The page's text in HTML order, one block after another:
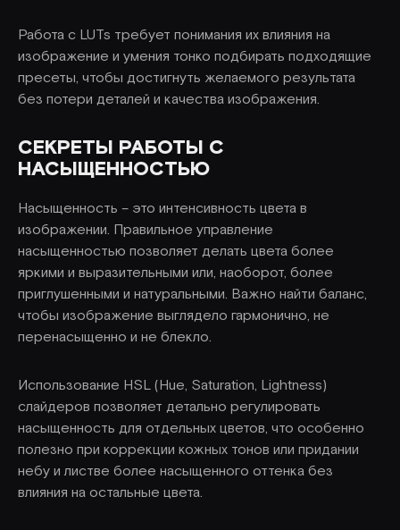
Работа с LUTs требует понимания их влияния на
изображение и умения тонко подбирать подходящие
пресеты, чтобы достигнуть желаемого результата
без потери деталей и качества изображения.
СЕКРЕТЫ РАБОТЫ С
НАСЫЩЕННОСТЬЮ
Насыщенность – это интенсивность цвета в
изображении. Правильное управление
насыщенностью позволяет делать цвета более
яркими и выразительными или, наоборот, более
приглушенными и натуральными. Важно найти баланс,
чтобы изображение выглядело гармонично, не
перенасыщенно и не блекло.
Использование HSL (Hue, Saturation, Lightness)
слайдеров позволяет детально регулировать
насыщенность для отдельных цветов, что особенно
полезно при коррекции кожных тонов или придании
небу и листве более насыщенного оттенка без
влияния на остальные цвета.